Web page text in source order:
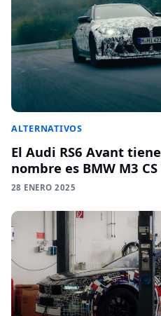
ALTERNATIVOS
El Audi RS6 Avant
nombre es BMW M3
28 ENERO 2025